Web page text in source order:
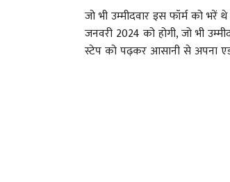
जो भी उम्मीदवार इस फॉर्म को
जनवरी 2024 को होगी, जो भी
स्टेप को पढ़कर आसानी से अपना